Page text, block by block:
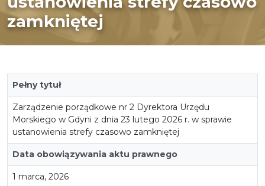
zamkniętej
Pełny tytuł
Zarządzenie porządkowe nr 2 Dyrektora Urzędu
Morskiego w Gdyni z dnia 23 lutego 2026 r. w sprawie
ustanowienia strefy czasowo zamkniętej
Data obowiązywania aktu prawnego
1 marca, 2026